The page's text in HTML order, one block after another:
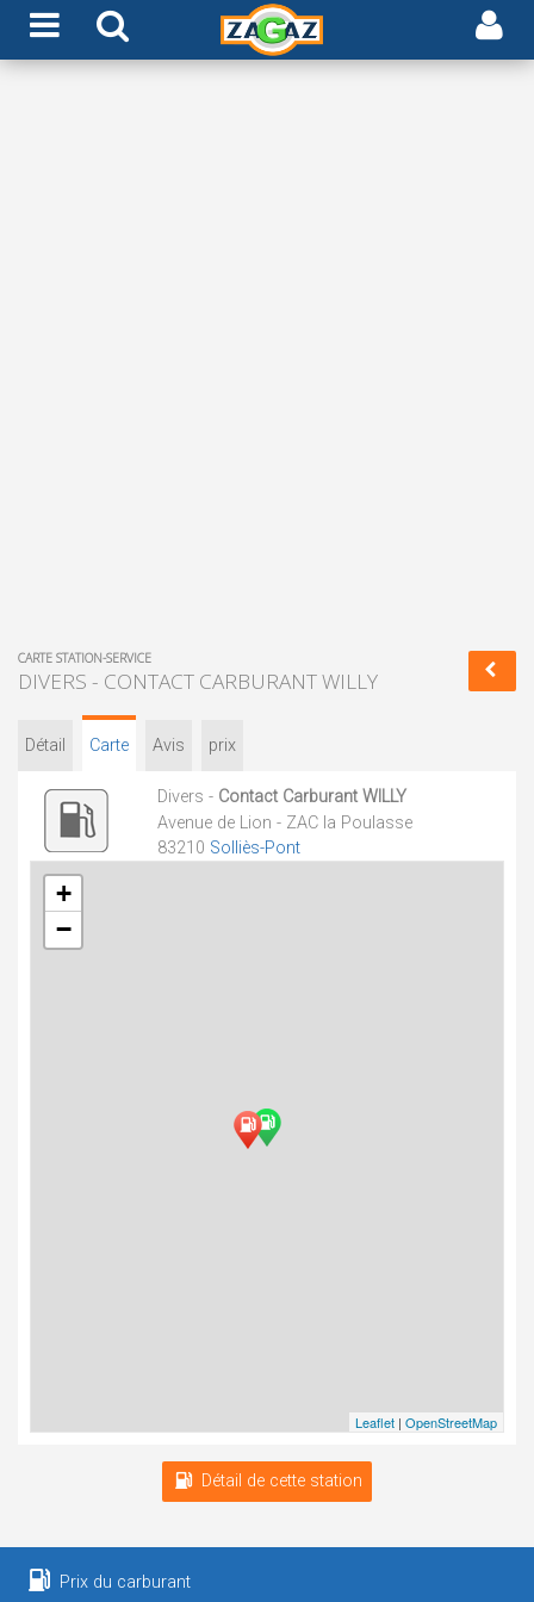
CARTE STATION-SERVICE
DIVERS - CONTACT CARBURANT WILLY
Détail Carte Avis prix
Divers - Contact Carburant WILLY
Avenue de Lion - ZAC la Poulasse
83210 Solliès-Pont
+
−
Leaflet | OpenStreetMap
Détail de cette station
Prix du carburant